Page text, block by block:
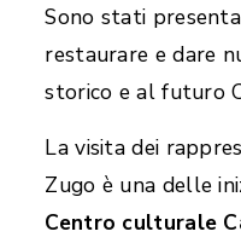
Sono stati
restaurare e dare
storico e al futuro
La visita dei
Zugo è una delle
Centro culturale